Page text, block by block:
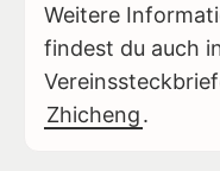
Weitere
findest du auch
Zhicheng.